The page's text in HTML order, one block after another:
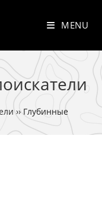
MENU
›› Глубинные